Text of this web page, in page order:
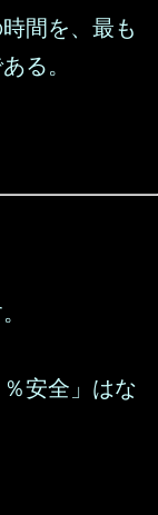
間を、最も
る。
安全」はな